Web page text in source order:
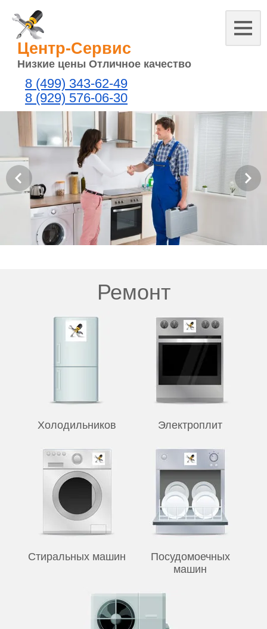
Центр-Сервис
Низкие цены Отличное качество
8 (499) 343-62-49
8 (929) 576-06-30
Ремонт
Холодильников Электроплит
Стиральных машин
Посудомоечных
машин